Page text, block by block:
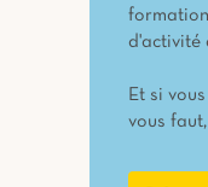
d'activité
Et si
vous